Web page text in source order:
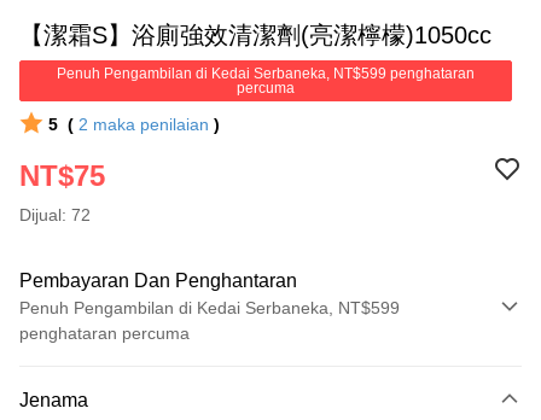
【潔霜S】浴廁強效清潔劑(亮潔檸檬)1050cc
Penuh Pengambilan di Kedai Serbaneka, NT$599 penghataran
percuma
5 ( 2 maka penilaian )
NT$75
Dijual: 72
Pembayaran Dan Penghantaran
Penuh Pengambilan di Kedai Serbaneka, NT$599
penghataran percuma
Kad Kredit (Bayaran Penuh)
Jenama